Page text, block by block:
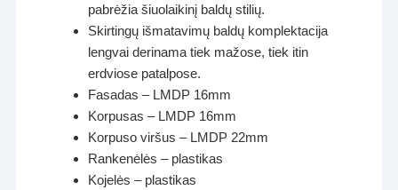
pabrėžia šiuolaikinį baldų stilių.
Skirtingų išmatavimų baldų komplektacija
lengvai derinama tiek mažose, tiek itin
erdviose patalpose.
Fasadas – LMDP 16mm
Korpusas – LMDP 16mm
Korpuso viršus – LMDP 22mm
Rankenėlės – plastikas
Kojelės – plastikas